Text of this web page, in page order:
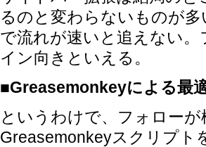
るのと変わらないものが
で流れが速いと追えない
イン向きといえる。
■Greasemonkeyによる最
というわけで、フォロー
Greasemonkeyスクリプト